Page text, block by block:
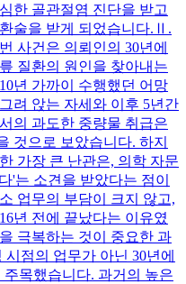
한 골관절염 진단을 받고
술을 받게 되었습니다.Ⅱ.
사건은 의뢰인의 30년에
질환의 원인을 찾아내는
년 가까이 수행했던 어망
려 앉는 자세와 이후 5년간
의 과도한 중량물 취급은
것으로 보았습니다. 하지
가장 큰 난관은, 의학 자문
'는 소견을 받았다는 점이
업무의 부담이 크지 않고,
년 전에 끝났다는 이유였
극복하는 것이 중요한 과
점의 업무가 아닌 30년에
목했습니다. 과거의 높은